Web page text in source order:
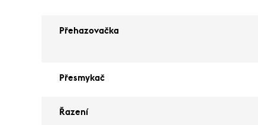
Přehazovačka
Přesmykač
Řazení